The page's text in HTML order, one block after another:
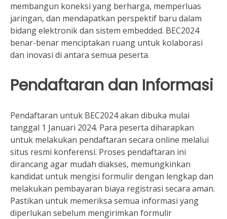
membangun koneksi yang berharga, memperluas
jaringan, dan mendapatkan perspektif baru dalam
bidang elektronik dan sistem embedded. BEC2024
benar-benar menciptakan ruang untuk kolaborasi
dan inovasi di antara semua peserta.
Pendaftaran dan Informasi
Pendaftaran untuk BEC2024 akan dibuka mulai
tanggal 1 Januari 2024. Para peserta diharapkan
untuk melakukan pendaftaran secara online melalui
situs resmi konferensi. Proses pendaftaran ini
dirancang agar mudah diakses, memungkinkan
kandidat untuk mengisi formulir dengan lengkap dan
melakukan pembayaran biaya registrasi secara aman.
Pastikan untuk memeriksa semua informasi yang
diperlukan sebelum mengirimkan formulir